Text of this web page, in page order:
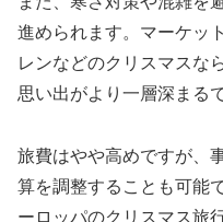
進められます。マーケッ
レンなどのクリスマスな
思い出がより一層深まる
旅費はやや高めですが、
算を調整することも可能
ーロッパのクリスマス旅